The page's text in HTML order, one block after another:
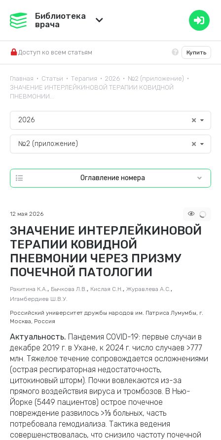
Медвестник
Справочник ЛС
Библиотека
врача
Доступ ко всем статьям Купить
Главная • Статьи • Терапия • 2026 • №2 (приложение) •
ЗНАЧЕНИЕ ИНТЕРЛЕЙКИНОВОЙ ТЕРАПИИ КОВИДНОЙ
ПНЕВМОНИИ...
2026
№2 (приложение)
Оглавление номера
ЗНАЧЕНИЕ ИНТЕРЛЕЙКИНОВОЙ
ТЕРАПИИ КОВИДНОЙ
ПНЕВМОНИИ ЧЕРЕЗ ПРИЗМУ
ПОЧЕЧНОЙ ПАТОЛОГИИ
12 мая 2026
Российский университет дружбы народов им. Патриса Лумумбы, г.
Москва, Россия
Актуальность. Пандемия COVID-19: первые случаи в
декабре 2019 г. в Ухане, к 2024 г. число случаев >777
млн. Тяжелое течение сопровождается осложнениями
(острая респираторная недостаточность,
цитокиновый шторм). Почки вовлекаются из-за
прямого воздействия вируса и тромбозов. В Нью-
Йорке (5449 пациентов) острое почечное
повреждение развилось >⅓ больных, часть
потребовала гемодиализа. Тактика ведения
совершенствовалась, что снизило частоту почечной
Ракитина К.А., Бычкова Л.В., Кислая С.Н., Журавлева А.С.,
Игамбердиев Ш.В.У.